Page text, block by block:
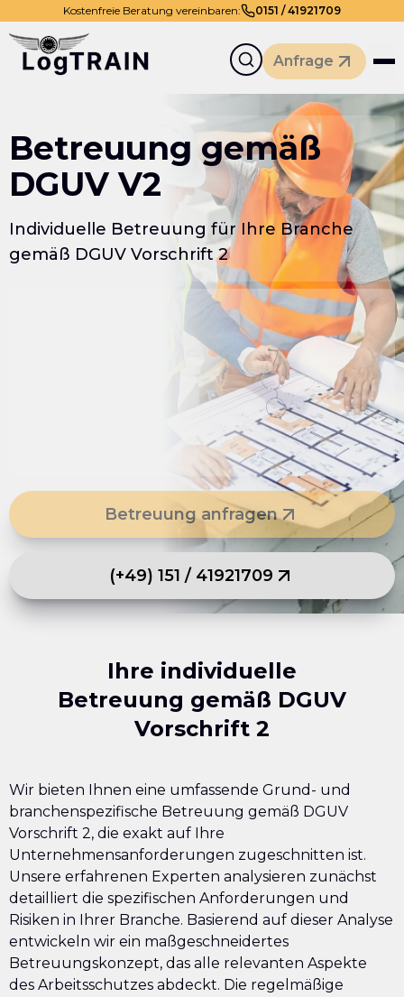
Kostenfreie Beratung vereinbaren: 0151 /41921709
Anfrage
Betreuung gemäß
DGUV V2
Individuelle Betreuung für Ihre Branche
gemäß DGUV Vorschrift 2
Betreuung anfragen
(+49) 151 / 41921709
Ihre individuelle
Betreuung gemäß DGUV
Vorschrift 2
Wir bieten Ihnen eine umfassende Grund- und
branchenspezifische Betreuung gemäß DGUV
Vorschrift 2, die exakt auf Ihre
Unternehmensanforderungen zugeschnitten ist.
Unsere erfahrenen Experten analysieren zunächst
detailliert die spezifischen Anforderungen und
Risiken in Ihrer Branche. Basierend auf dieser Analyse
entwickeln wir ein maßgeschneidertes
Betreuungskonzept, das alle relevanten Aspekte
des Arbeitsschutzes abdeckt. Die regelmäßige